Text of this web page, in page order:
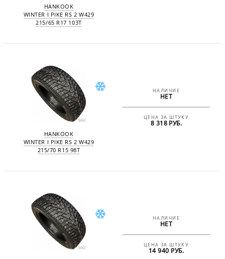
HANKOOK
WINTER I PIKE RS 2 W429
215/65 R17 103T
HANKOOK
WINTER I PIKE RS 2 W429
215/70 R15 98T
НАЛИЧИЕ
НЕТ
ЦЕНА ЗА ШТУКУ
8 318 РУБ.
НАЛИЧИЕ
НЕТ
ЦЕНА ЗА ШТУКУ
14 940 РУБ.